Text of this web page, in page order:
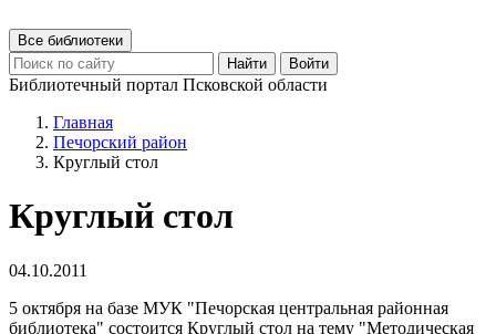
Все библиотеки
Найти
Войти
Библиотечный портал Псковской области
Главная
Печорский район
Круглый стол
Круглый стол
04.10.2011
5 октября на базе МУК "Печорская центральная районная
библиотека" состоится Круглый стол на тему "Методическая